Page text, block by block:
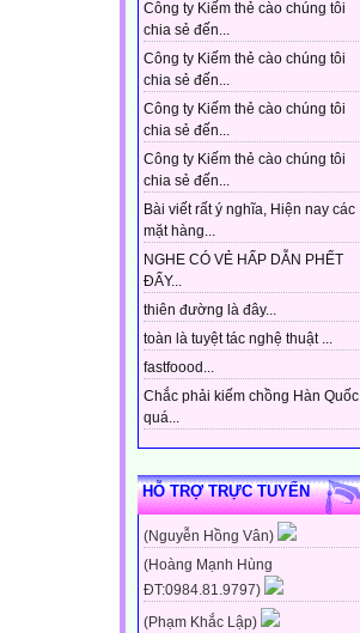
Công ty Kiếm thẻ cào chúng tôi
chia sẻ đến...
Công ty Kiếm thẻ cào chúng tôi
chia sẻ đến...
Công ty Kiếm thẻ cào chúng tôi
chia sẻ đến...
Công ty Kiếm thẻ cào chúng tôi
chia sẻ đến...
Bài viết rất ý nghĩa, Hiện nay các
mặt hàng...
NGHE CÓ VẺ HẤP DẪN PHẾT
ĐẤY...
thiên đường là đây...
toàn là tuyệt tác nghệ thuật ...
fastfoood...
Chắc phải kiếm chồng Hàn Quốc
quá...
HỖ TRỢ TRỰC TUYẾN
(Nguyễn Hồng Vân)
(Hoàng Mạnh Hùng
ĐT:0984.81.9797)
(Phạm Khắc Lập)